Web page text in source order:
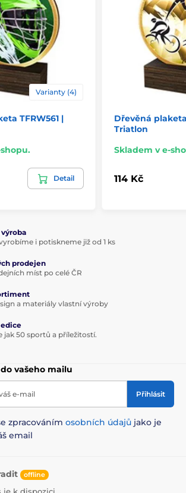
Varianty (4)
TFRW561 |
Detail
Dřevěná
Triatlon
Skladem v e-
114 Kč
i potiskneme již od 1 ks
prodejen
míst po celé ČR
a materiály vlastní výroby
jak 50 sportů a příležitostí.
vašeho mailu
e-mail Přihlásit
zpracováním osobních údajů jako je
email
offline